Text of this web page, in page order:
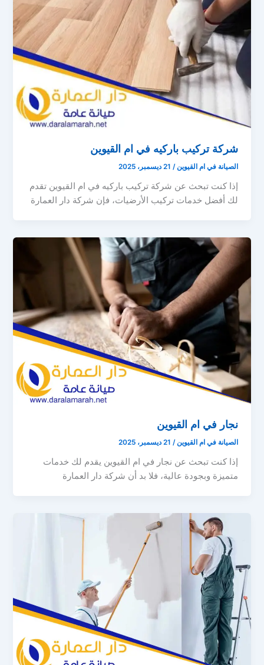
شركة تركيب باركيه في ام القيوين
الصيانة في ام القيوين/ 21 ديسمبر، 2025
إذا كنت تبحث عن شركة تركيب باركيه في ام القيوين تقدم
لك أفضل خدمات تركيب الأرضيات، فإن شركة دار العمارة
نجار في ام القيوين
الصيانة في ام القيوين/ 21 ديسمبر، 2025
إذا كنت تبحث عن نجار في ام القيوين يقدم لك خدمات
متميزة وبجودة عالية، فلا بد أن شركة دار العمارة